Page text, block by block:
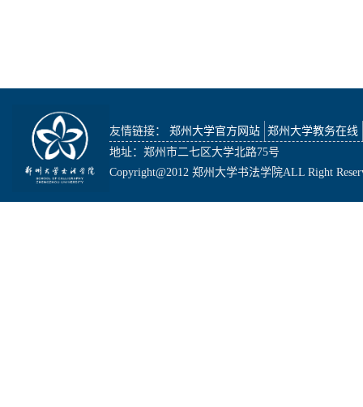
友情链接： 郑州大学官方网站
郑州大学教务在线
地址：郑州市二七区大学北路75号
Copyright@2012 郑州大学书法学院ALL Right